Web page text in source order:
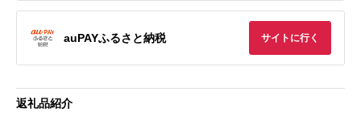
auPAYふるさと納税 サイトに行く
返礼品紹介